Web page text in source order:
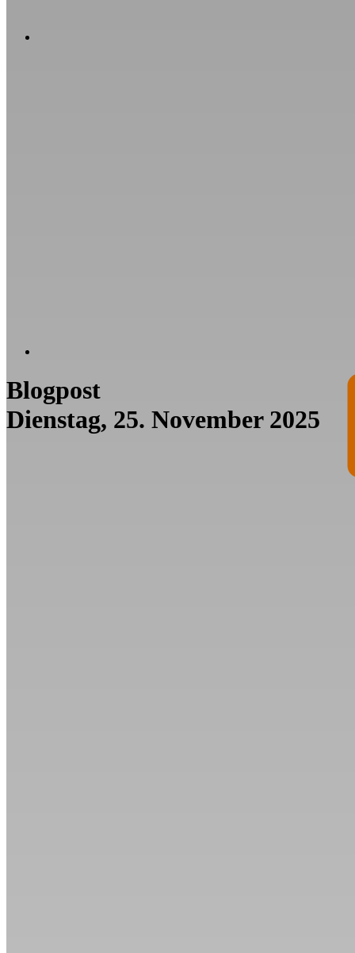
Blogpost
Dienstag, 25. November 2025